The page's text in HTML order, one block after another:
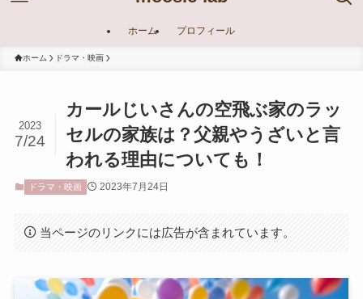
ホーム プロフィール
ホーム ドラマ・映画
カールじいさんの空飛ぶ家のラッ
セルの家族は？父親やうざいと言
われる理由についても！
2023
7/24
ドラマ・映画 2023年7月24日
当ページのリンクには広告が含まれています。